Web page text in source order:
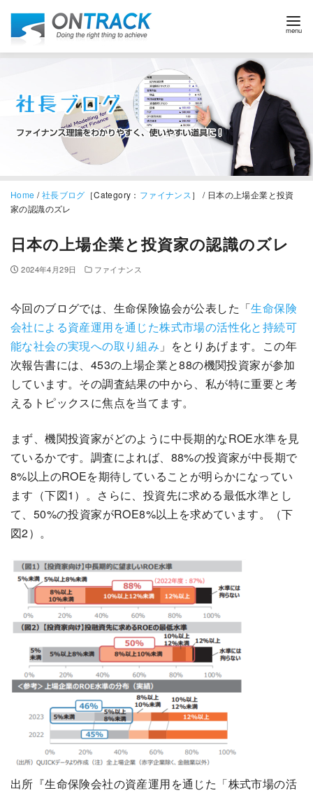
Home /社長ブログ ［Category： ファイナンス ］ / 日本の上場企業と投資
家の認識のズレ
日本の上場企業と投資家の認識のズレ
2024年4月29日 ファイナンス
今回のブログでは、生命保険協会が公表した「生命保険
会社による資産運用を通じた株式市場の活性化と持続可
能な社会の実現への取り組み 」をとりあげます。この年
次報告書には、453の上場企業と88の機関投資家が参加
しています。その調査結果の中から、私が特に重要と考
えるトピックスに焦点を当てます。
まず、機関投資家がどのように中長期的なROE水準を見
ているかです。調査によれば、88%の投資家が中長期で
8%以上のROEを期待していることが明らかになってい
ます（下図1）。さらに、投資先に求める最低水準とし
て、50%の投資家がROE8%以上を求めています。（下
図2）。
出所『生命保険会社の資産運用を通じた「株式市場の活